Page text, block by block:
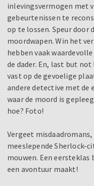
inlevingsvermogen met
gebeurtenissen te
op te lossen. Speur door
moordwapen. Win het
hebben vaak
de dader. En, last but
vast op de gevoelige
andere detective met de
waar de moord is
hoe? Foto!
Vergeet misdaadromans,
meeslepende Sherlock-
mouwen. Een
een avontuur maakt!